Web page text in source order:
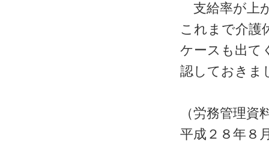
支給率が上
これまで介護
ケースも出て
認しておきま
（労務管理
平成２８年８